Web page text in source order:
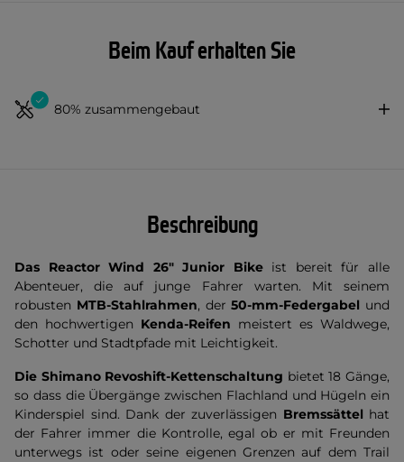
Beim Kauf erhalten Sie
80% zusammengebaut
Beschreibung
Das Reactor Wind 26" Junior Bikeist bereit für alle
Abenteuer, die auf junge Fahrer warten. Mit seinem
robusten MTB-Stahlrahmen, der50-mm-Federgabel und
den hochwertigen Kenda-Reifen meistert es Waldwege,
Schotter und Stadtpfade mit Leichtigkeit.
Die Shimano Revoshift-Kettenschaltung bietet 18 Gänge,
so dass die Übergänge zwischen Flachland und Hügeln ein
Kinderspiel sind. Dank der zuverlässigen Bremssättelhat
der Fahrer immer die Kontrolle, egal ob er mit Freunden
unterwegs ist oder seine eigenen Grenzen auf dem Trail